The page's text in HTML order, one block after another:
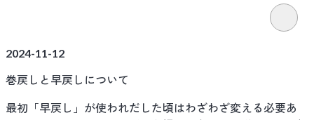
2024-11-12
巻戻しと早戻しについて
最初「早戻し」が使われだした頃はわざわざ変える必要あ